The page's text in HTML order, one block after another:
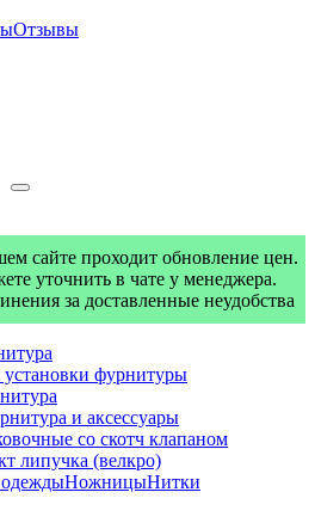
Отзывы
сайте проходит обновление цен.
уточнить в чате у менеджера.
за доставленные неудобства
установки фурнитуры
и аксессуары
со скотч клапаном
липучка (велкро)
одеждыНожницыНитки